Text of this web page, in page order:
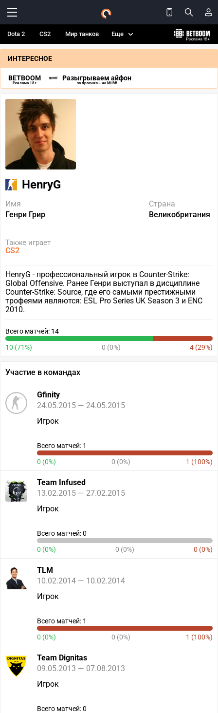
Dota 2 CS2 Мир танков Еще
ИНТЕРЕСНОЕ
BETBOOM
Реклама 18+
Разыгрываем айфон
за прогнозы на MLBB
HenryG
Имя
Генри Грир
Страна
Великобритания
Также играет
CS2
HenryG - профессиональный игрок в Counter-Strike:
Global Offensive. Ранее Генри выступал в дисциплине
Counter-Strike: Source, где его самыми престижными
трофеями являются: ESL Pro Series UK Season 3 и ENC
2010.
Всего матчей: 14
10 (71%) 0 (0%) 4 (29%)
Участие в командах
Gfinity
24.05.2015 — 24.05.2015
Игрок
Всего матчей: 1
0 (0%) 0 (0%) 1 (100%)
Team Infused
13.02.2015 — 27.02.2015
Игрок
Всего матчей: 0
0 (0%) 0 (0%) 0 (0%)
TLM
10.02.2014 — 10.02.2014
Игрок
Всего матчей: 1
0 (0%) 0 (0%) 1 (100%)
Team Dignitas
09.05.2013 — 07.08.2013
Игрок
Всего матчей: 0